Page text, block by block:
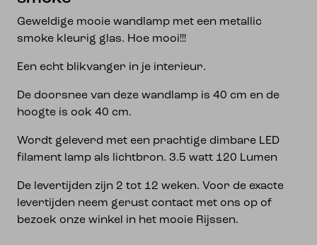
Geweldige mooie wandlamp met een metallic
smoke kleurig glas. Hoe mooi!!!
Een echt blikvanger in je interieur.
De doorsnee van deze wandlamp is 40 cm en de
hoogte is ook 40 cm.
Wordt geleverd met een prachtige dimbare LED
filament lamp als lichtbron. 3.5 watt 120 Lumen
De levertijden zijn 2 tot 12 weken. Voor de exacte
levertijden neem gerust contact met ons op of
bezoek onze winkel in het mooie Rijssen.